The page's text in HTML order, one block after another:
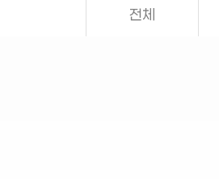
전체